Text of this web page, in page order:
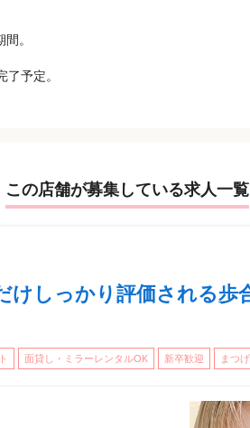
。
予定。
この店舗が募集している求人一覧
けしっかり評価される
面貸し・ミラーレンタルOK 新卒歓迎 まつ